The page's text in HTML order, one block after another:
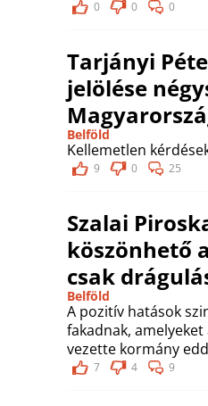
0 0 0
Tarjányi
jelölése
Belföld
Kellemetlen
9 0 25
Szalai
köszönhető
csak
Belföld
A pozitív hatások
fakadnak,
vezette kormány
7 4 9